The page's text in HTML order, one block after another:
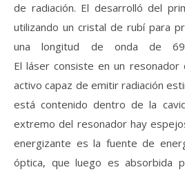
de radiación. El desarrolló del
utilizando un cristal de rubí para
una longitud de onda de
El láser consiste en un resonador
activo capaz de emitir radiación
está contenido dentro de la
extremo del resonador hay
energizante es la fuente de
óptica, que luego es absorbida